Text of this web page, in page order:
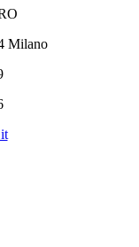
Milano